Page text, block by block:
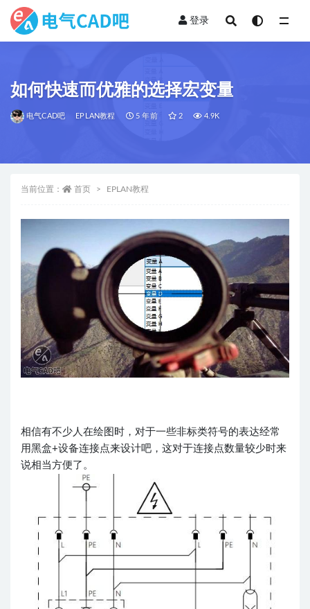
登录
如何快速而优雅的选择宏变量
电气CAD吧 EPLAN教程 5 年前 2 4.9K
当前位置： 首页 EPLAN教程
相信有不少人在绘图时，对于一些非标类符号的表达经常
用黑盒+设备连接点来设计吧，这对于连接点数量较少时来
说相当方便了。